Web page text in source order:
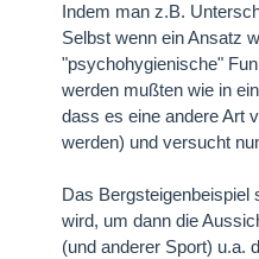
Indem man z.B.
Selbst wenn ein Ansatz
"psychohygienische"
werden mußten wie in
dass es eine andere Art
werden) und versucht
Das Bergsteigenbeispiel
wird, um dann die
(und anderer Sport) u.a.